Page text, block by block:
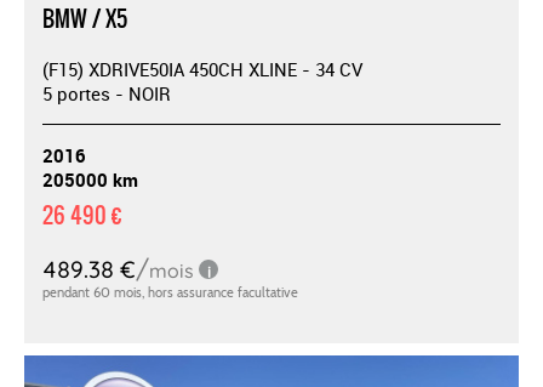
BMW / X5
(F15) XDRIVE50IA 450CH XLINE - 34 CV
5 portes - NOIR
2016
205000 km
26 490 €